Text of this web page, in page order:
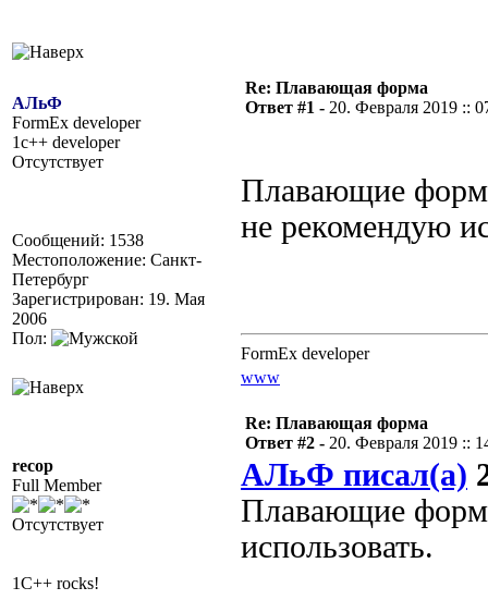
АЛьФ
FormEx developer
1c++ developer
Отсутствует
Сообщений: 1538
Местоположение: Санкт-
Петербург
Зарегистрирован: 19. Мая
2006
Пол:
Re: Плавающая форма
Ответ #1 - 20. Февраля 2019 ::
Плавающие
не рекомендую
FormEx developer
www
recop
Full Member
Отсутствует
1C++ rocks!
Re: Плавающая форма
Ответ #2 - 20. Февраля 2019 ::
АЛьФ писал(а)
Плавающие
использовать.